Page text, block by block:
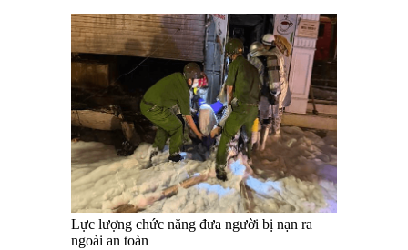
Lực lượng chức năng đưa người bị nạn ra
ngoài an toàn